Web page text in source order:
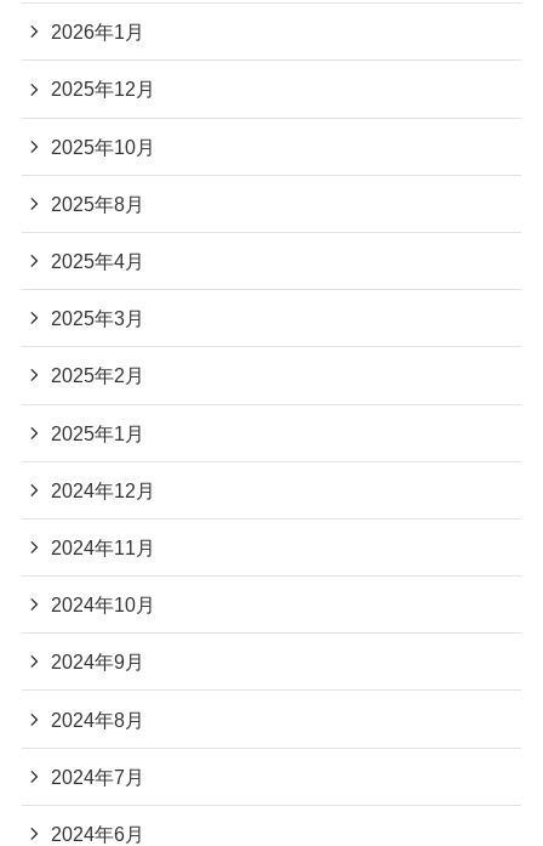
2026年1月
2025年12月
2025年10月
2025年8月
2025年4月
2025年3月
2025年2月
2025年1月
2024年12月
2024年11月
2024年10月
2024年9月
2024年8月
2024年7月
2024年6月